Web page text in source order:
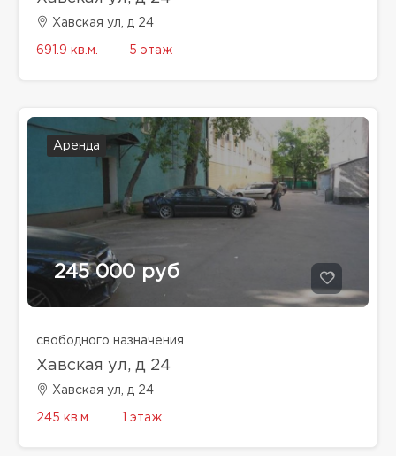
Хавская ул, д 24
691.9 кв.м. 5 этаж
Аренда
245 000 руб
свободного назначения
Хавская ул, д 24
Хавская ул, д 24
245 кв.м. 1 этаж